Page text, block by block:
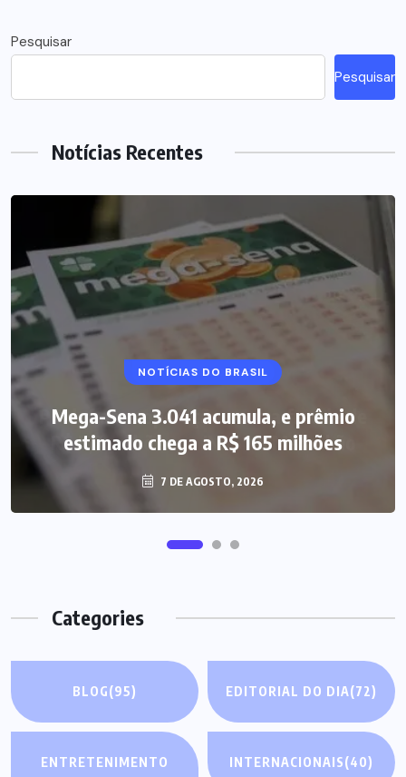
Pesquisar
Pesquisar
Notícias Recentes
NOTÍCIAS DO BRASIL
Mega-Sena 3.041 acumula, e prêmio
estimado chega a R$ 165 milhões
7 DE AGOSTO, 2026
Categories
BLOG(95) EDITORIAL DO DIA(72)
ENTRETENIMENTO
INTERNACIONAIS(40)